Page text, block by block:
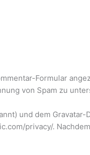
Formular
von Spam zu
und dem
privacy/.